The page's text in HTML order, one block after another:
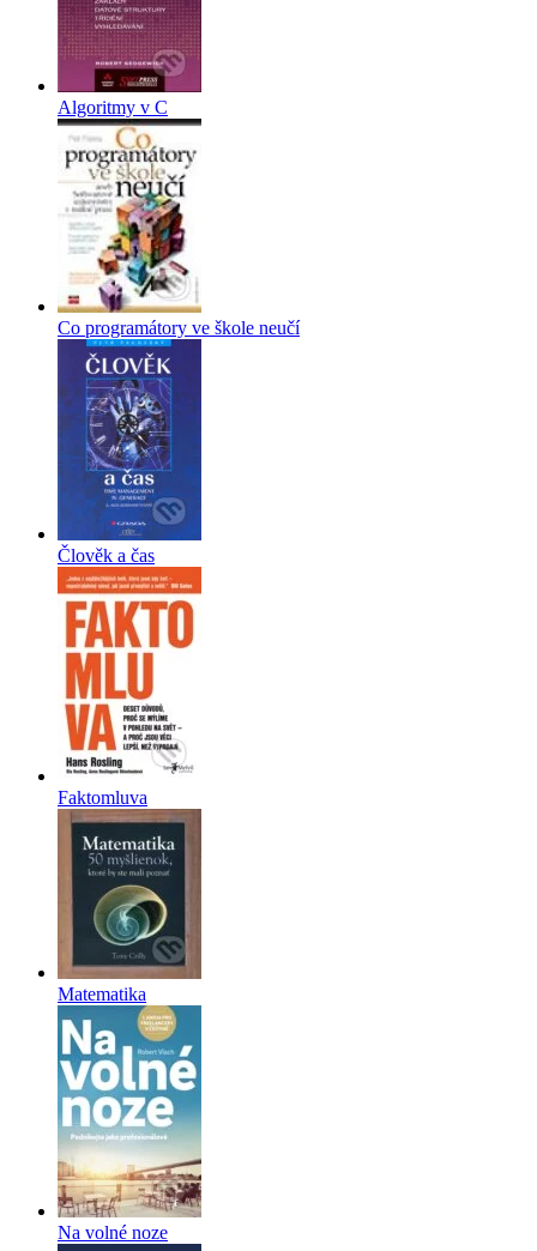
Algoritmy v C
Co programátory ve škole neučí
Člověk a čas
Faktomluva
Matematika
Na volné noze